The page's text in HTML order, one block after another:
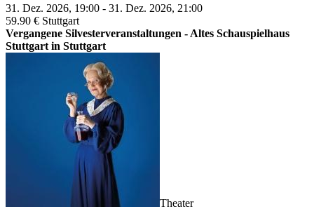
31. Dez. 2026, 19:00 - 31. Dez. 2026, 21:00
59.90 € Stuttgart
Vergangene Silvesterveranstaltungen - Altes Schauspielhaus
Stuttgart in Stuttgart
Theater